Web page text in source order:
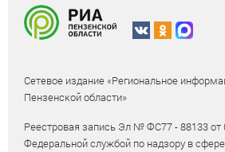
Сетевое издание «Региональное
Пензенской области»
Реестровая запись Эл № ФС77 - 88133
Федеральной службой по надзору в